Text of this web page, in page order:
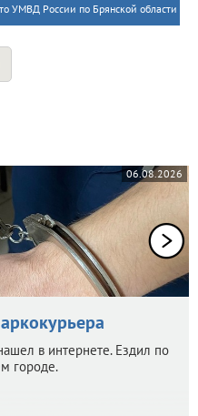
УМВД России по Брянской области
06.08.2026
в интернете. Ездил по
городе.